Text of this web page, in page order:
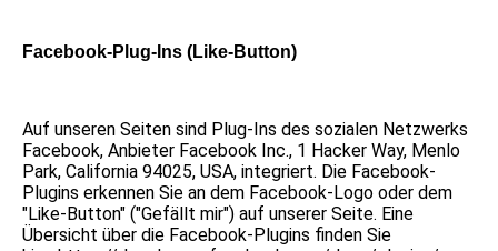
Facebook-Plug-Ins (Like-Button)
Auf unseren Seiten sind Plug-Ins des sozialen Netzwerks
Facebook, Anbieter Facebook Inc., 1 Hacker Way, Menlo
Park, California 94025, USA, integriert. Die Facebook-
Plugins erkennen Sie an dem Facebook-Logo oder dem
"Like-Button" ("Gefällt mir") auf unserer Seite. Eine
Übersicht über die Facebook-Plugins finden Sie